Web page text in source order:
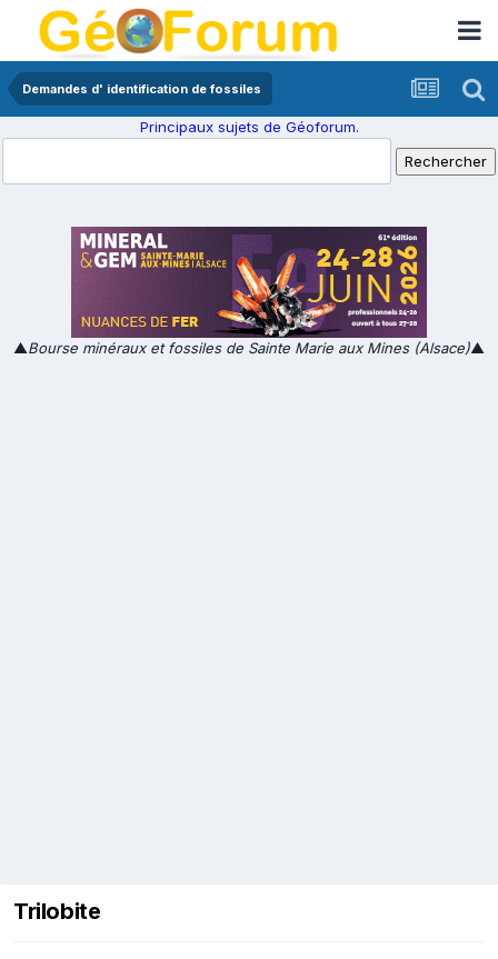
Demandes d' identification de fossiles
Principaux sujets de Géoforum.
▲Bourse minéraux et fossiles de Sainte Marie aux Mines (Alsace)▲
Trilobite